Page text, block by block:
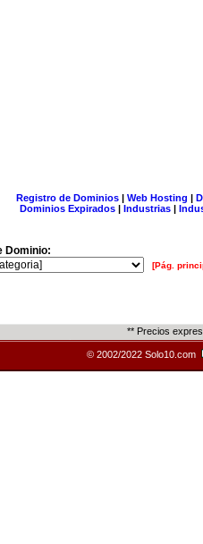
Registro de Dominios| Web Hosting |
Dominios Expirados | Industrias |
Dominio:
[Pág.
** Precios
© 2002/2022 Solo10.com